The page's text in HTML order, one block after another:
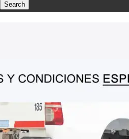
Search